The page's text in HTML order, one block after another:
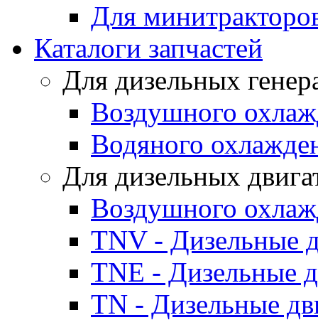
Для
Каталоги запчастей
Для дизельных
Воздушного
Водяного
Для дизельных
Воздушного
TNV - Дизельные
TNE - Дизельные
TN - Дизельные